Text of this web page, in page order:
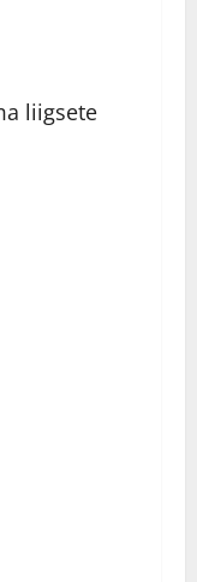
liigsete